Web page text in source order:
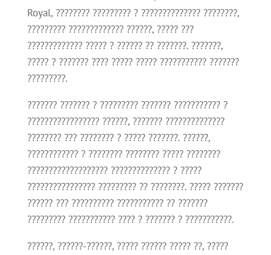
Royal, ???????? ????????? ? ?????????????? ????????,
????????? ????????????? ??????, ????? ???
????????????? ????? ? ?????? ?? ???????. ???????,
????? ? ??????? ???? ????? ????? ??????????? ???????
?????????.
??????? ??????? ? ????????? ??????? ??????????? ?
????????????????? ??????, ??????? ??????????????
???????? ??? ???????? ? ????? ???????. ??????,
???????????? ? ???????? ???????? ????? ????????
??????????????????? ?????????????? ? ?????
???????????????? ????????? ?? ????????. ????? ???????
?????? ??? ?????????? ??????????? ?? ???????
????????? ??????????? ???? ? ??????? ? ???????????.
??????, ??????-??????, ????? ?????? ????? ??, ?????